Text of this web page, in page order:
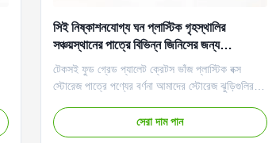
সিই নিষ্কাশনযোগ্য ঘন প্লাস্টিক গৃহস্থালির
সঞ্চয়স্থানের পাত্রে বিভিন্ন জিনিসের জন্য
সংকোচনযোগ্য
টেকসই ফুড গ্রেড প্যালেট ক্রেটস ভাঁজ প্লাস্টিক বক্স
স্টোরেজ পাত্রে পণ্যের বর্ণনা আমাদের স্টোরেজ ঝুড়িগুলির
পুরোপুরি ফিট করে এবং সেগুলি সহজেই ভাঁজ করা যেতে পারে
যাতে সংরক্ষণ করা হয় এবং ব্যবহার না করা হয় তখন আরও
সেরা দাম পান